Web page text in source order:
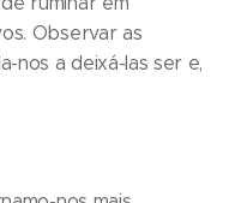
Observar as
nos a deixá-las ser e,